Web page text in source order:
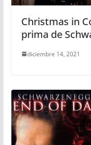
Christmas in
prima de
diciembre 14, 2021